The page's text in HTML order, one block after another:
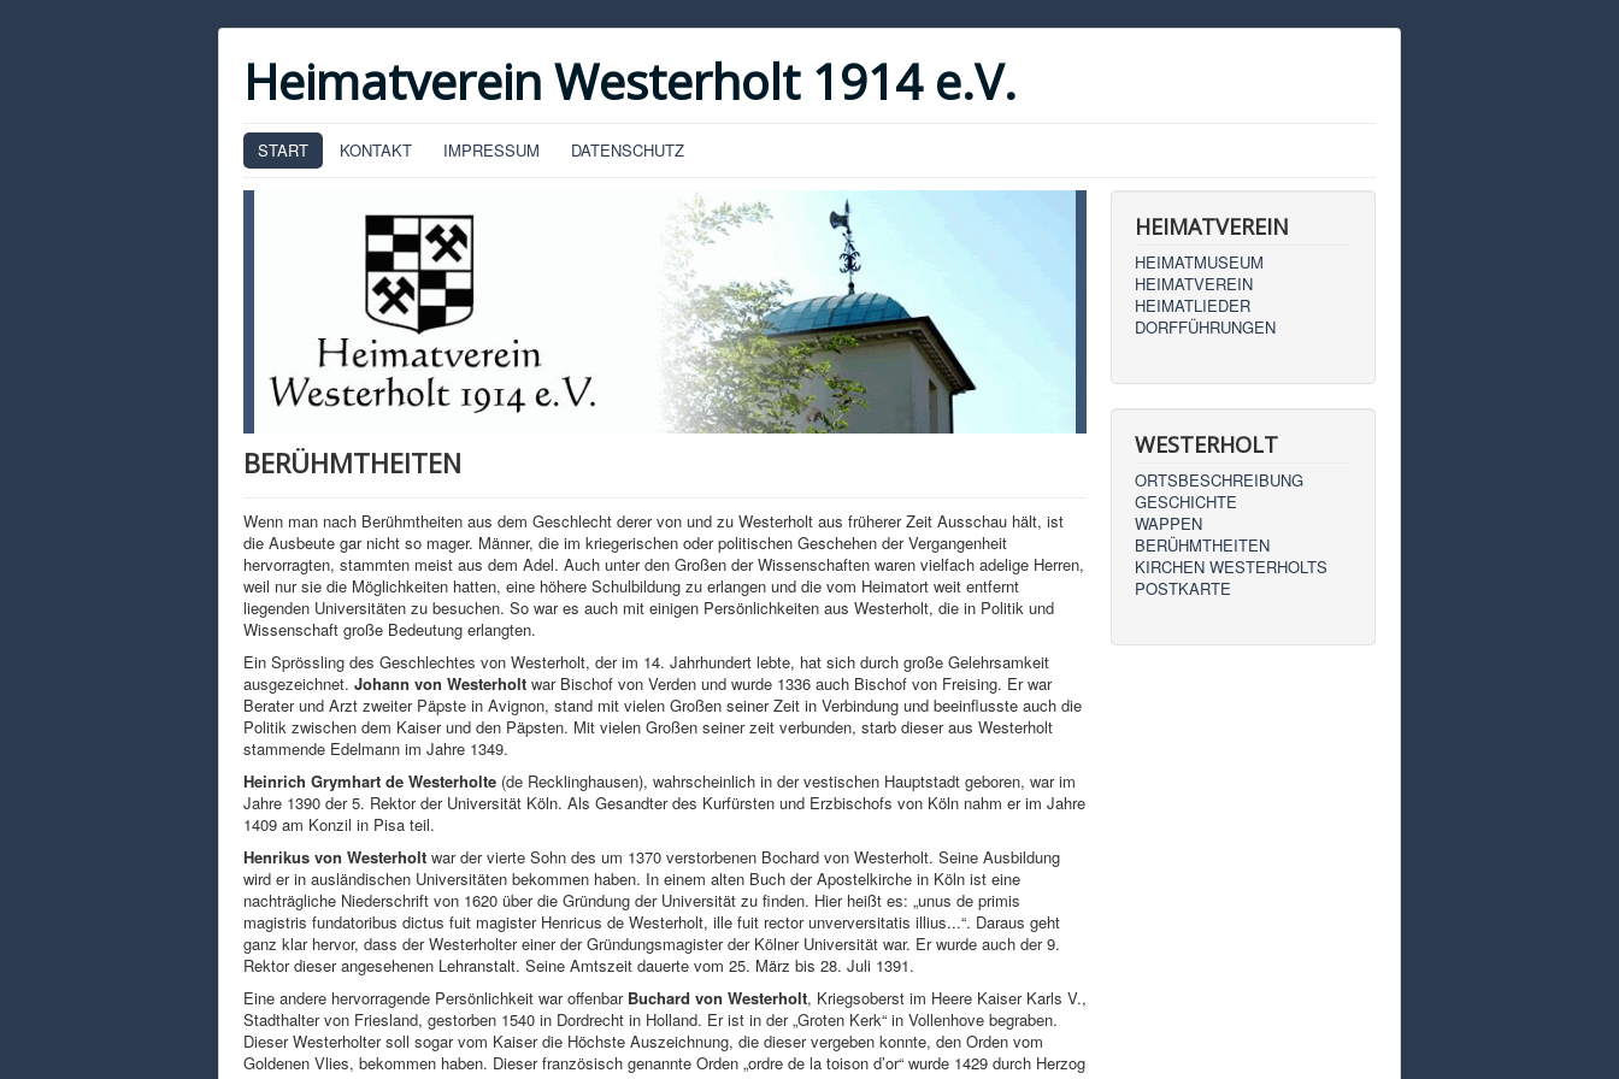
Heimatverein Westerholt 1914 e.V.
START KONTAKT IMPRESSUM DATENSCHUTZ
BERÜHMTHEITEN
Wenn man nach Berühmtheiten aus dem Geschlecht derer von und zu Westerholt aus früherer Zeit Ausschau hält, ist
die Ausbeute gar nicht so mager. Männer, die im kriegerischen oder politischen Geschehen der Vergangenheit
hervorragten, stammten meist aus dem Adel. Auch unter den Großen der Wissenschaften waren vielfach adelige Herren,
weil nur sie die Möglichkeiten hatten, eine höhere Schulbildung zu erlangen und die vom Heimatort weit entfernt
liegenden Universitäten zu besuchen. So war es auch mit einigen Persönlichkeiten aus Westerholt, die in Politik und
Wissenschaft große Bedeutung erlangten.
Ein Sprössling des Geschlechtes von Westerholt, der im 14. Jahrhundert lebte, hat sich durch große Gelehrsamkeit
ausgezeichnet. Johann von Westerholt war Bischof von Verden und wurde 1336 auch Bischof von Freising. Er war
Berater und Arzt zweiter Päpste in Avignon, stand mit vielen Großen seiner Zeit in Verbindung und beeinflusste auch die
Politik zwischen dem Kaiser und den Päpsten. Mit vielen Großen seiner zeit verbunden, starb dieser aus Westerholt
stammende Edelmann im Jahre 1349.
Heinrich Grymhart de Westerholte (de Recklinghausen), wahrscheinlich in der vestischen Hauptstadt geboren, war im
Jahre 1390 der 5. Rektor der Universität Köln. Als Gesandter des Kurfürsten und Erzbischofs von Köln nahm er im Jahre
1409 am Konzil in Pisa teil.
Henrikus von Westerholt war der vierte Sohn des um 1370 verstorbenen Bochard von Westerholt. Seine Ausbildung
wird er in ausländischen Universitäten bekommen haben. In einem alten Buch der Apostelkirche in Köln ist eine
nachträgliche Niederschrift von 1620 über die Gründung der Universität zu finden. Hier heißt es: „unus de primis
magistris fundatoribus dictus fuit magister Henricus de Westerholt, ille fuit rector unverversitatis illius...“. Daraus geht
ganz klar hervor, dass der Westerholter einer der Gründungsmagister der Kölner Universität war. Er wurde auch der 9.
Rektor dieser angesehenen Lehranstalt. Seine Amtszeit dauerte vom 25. März bis 28. Juli 1391.
Eine andere hervorragende Persönlichkeit war offenbar Buchard von Westerholt, Kriegsoberst im Heere Kaiser Karls V.,
Stadthalter von Friesland, gestorben 1540 in Dordrecht in Holland. Er ist in der „Groten Kerk“ in Vollenhove begraben.
Dieser Westerholter soll sogar vom Kaiser die Höchste Auszeichnung, die dieser vergeben konnte, den Orden vom
Goldenen Vlies, bekommen haben. Dieser französisch genannte Orden „ordre de la toison d’or“ wurde 1429 durch Herzog
HEIMATVEREIN
HEIMATMUSEUM
HEIMATVEREIN
HEIMATLIEDER
DORFFÜHRUNGEN
WESTERHOLT
ORTSBESCHREIBUNG
GESCHICHTE
WAPPEN
BERÜHMTHEITEN
KIRCHEN WESTERHOLTS
POSTKARTE